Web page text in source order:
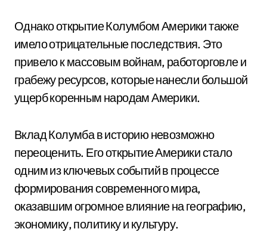
Однако открытие Колумбом Америки также
имело отрицательные последствия. Это
привело к массовым войнам, работорговле и
грабежу ресурсов, которые нанесли большой
ущерб коренным народам Америки.
Вклад Колумба в историю невозможно
переоценить. Его открытие Америки стало
одним из ключевых событий в процессе
формирования современного мира,
оказавшим огромное влияние на географию,
экономику, политику и культуру.